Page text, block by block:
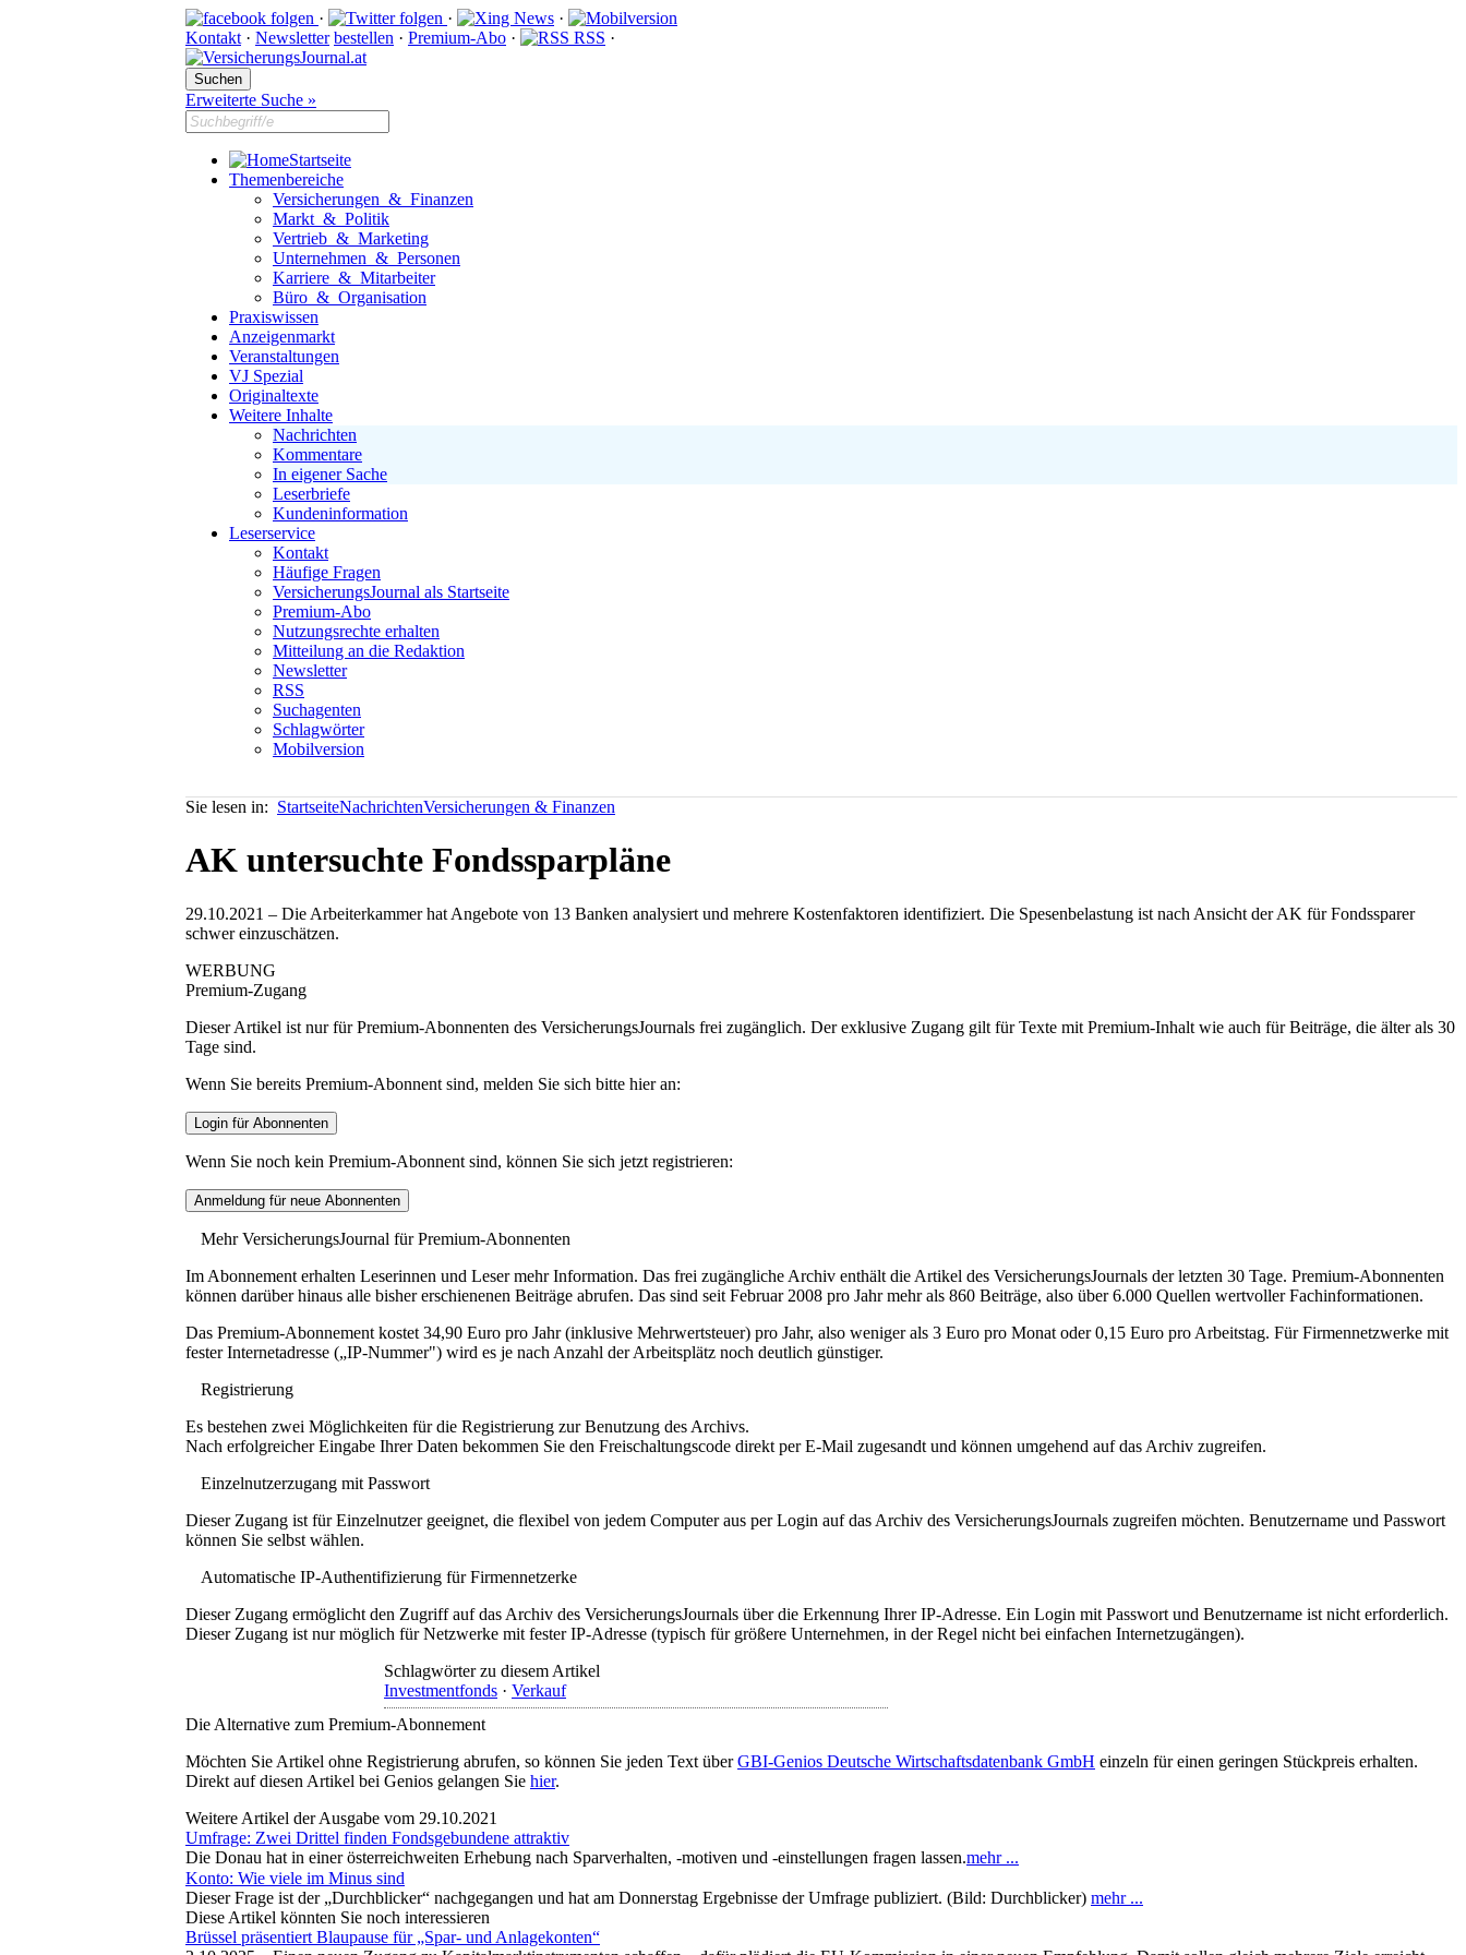
· ·
·
Kontakt · Newsletter bestellen · Premium-Abo · RSS ·
Erweiterte Suche »
Startseite
Themenbereiche
Versicherungen & Finanzen
Markt & Politik
Vertrieb & Marketing
Unternehmen & Personen
Karriere & Mitarbeiter
Büro & Organisation
Praxiswissen
Anzeigenmarkt
Veranstaltungen
VJ Spezial
Originaltexte
Weitere Inhalte
Nachrichten
Kommentare
In eigener Sache
Leserbriefe
Kundeninformation
Leserservice
Kontakt
Häufige Fragen
VersicherungsJournal als Startseite
Premium-Abo
Nutzungsrechte erhalten
Mitteilung an die Redaktion
Newsletter
RSS
Suchagenten
Schlagwörter
Mobilversion
Sie lesen in: StartseiteNachrichtenVersicherungen & Finanzen
AK untersuchte Fondssparpläne
29.10.2021 – Die Arbeiterkammer hat Angebote von 13 Banken analysiert und mehrere Kostenfaktoren identifiziert. Die Spesenbelastung ist nach Ansicht der AK für Fondssparer
schwer einzuschätzen.
WERBUNG
Premium-Zugang
Dieser Artikel ist nur für Premium-Abonnenten des VersicherungsJournals frei zugänglich. Der exklusive Zugang gilt für Texte mit Premium-Inhalt wie auch für Beiträge, die älter als 30
Tage sind.
Wenn Sie bereits Premium-Abonnent sind, melden Sie sich bitte hier an:
Wenn Sie noch kein Premium-Abonnent sind, können Sie sich jetzt registrieren:
Mehr VersicherungsJournal für Premium-Abonnenten
Im Abonnement erhalten Leserinnen und Leser mehr Information. Das frei zugängliche Archiv enthält die Artikel des VersicherungsJournals der letzten 30 Tage. Premium-Abonnenten
können darüber hinaus alle bisher erschienenen Beiträge abrufen. Das sind seit Februar 2008 pro Jahr mehr als 860 Beiträge, also über 6.000 Quellen wertvoller Fachinformationen.
Das Premium-Abonnement kostet 34,90 Euro pro Jahr (inklusive Mehrwertsteuer) pro Jahr, also weniger als 3 Euro pro Monat oder 0,15 Euro pro Arbeitstag. Für Firmennetzwerke mit
fester Internetadresse („IP-Nummer") wird es je nach Anzahl der Arbeitsplätz noch deutlich günstiger.
Registrierung
Es bestehen zwei Möglichkeiten für die Registrierung zur Benutzung des Archivs.
Nach erfolgreicher Eingabe Ihrer Daten bekommen Sie den Freischaltungscode direkt per E-Mail zugesandt und können umgehend auf das Archiv zugreifen.
Einzelnutzerzugang mit Passwort
Dieser Zugang ist für Einzelnutzer geeignet, die flexibel von jedem Computer aus per Login auf das Archiv des VersicherungsJournals zugreifen möchten. Benutzername und Passwort
können Sie selbst wählen.
Automatische IP-Authentifizierung für Firmennetzerke
Dieser Zugang ermöglicht den Zugriff auf das Archiv des VersicherungsJournals über die Erkennung Ihrer IP-Adresse. Ein Login mit Passwort und Benutzername ist nicht erforderlich.
Dieser Zugang ist nur möglich für Netzwerke mit fester IP-Adresse (typisch für größere Unternehmen, in der Regel nicht bei einfachen Internetzugängen).
Schlagwörter zu diesem Artikel
Investmentfonds · Verkauf
Die Alternative zum Premium-Abonnement
Möchten Sie Artikel ohne Registrierung abrufen, so können Sie jeden Text überGBI-Genios Deutsche Wirtschaftsdatenbank GmbH einzeln für einen geringen Stückpreis erhalten.
Direkt auf diesen Artikel bei Genios gelangen Sie hier.
Weitere Artikel der Ausgabe vom 29.10.2021
Umfrage: Zwei Drittel finden Fondsgebundene attraktiv
Die Donau hat in einer österreichweiten Erhebung nach Sparverhalten, -motiven und -einstellungen fragen lassen.mehr ...
Konto: Wie viele im Minus sind
Dieser Frage ist der „Durchblicker“ nachgegangen und hat am Donnerstag Ergebnisse der Umfrage publiziert. (Bild: Durchblicker) mehr ...
Diese Artikel könnten Sie noch interessieren
Brüssel präsentiert Blaupause für „Spar- und Anlagekonten“